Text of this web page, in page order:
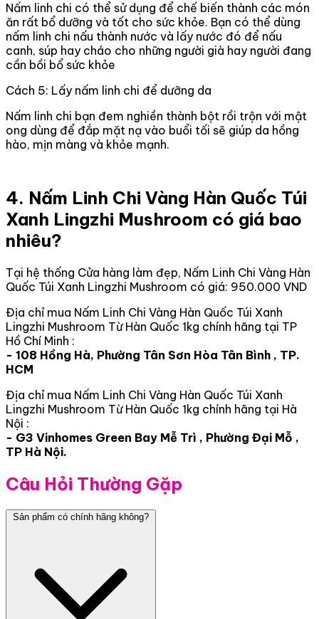
Nấm linh chi có thể sử dụng để chế biến thành các món
ăn rất bổ dưỡng và tốt cho sức khỏe. Bạn có thể dùng
nấm linh chi nấu thành nước và lấy nước đó để nấu
canh, súp hay cháo cho những người già hay người đang
cần bồi bổ sức khỏe
Cách 5: Lấy nấm linh chi để dưỡng da
Nấm linh chi bạn đem nghiền thành bột rồi trộn với mật
ong dùng để đắp mặt nạ vào buổi tối sẽ giúp da hồng
hào, mịn màng và khỏe mạnh.
4. Nấm Linh Chi Vàng Hàn Quốc Túi
Xanh Lingzhi Mushroom có giá bao
nhiêu?
Tại hệ thống Cửa hàng làm đẹp, Nấm Linh Chi Vàng Hàn
Quốc Túi Xanh Lingzhi Mushroom có giá: 950.000 VND
Địa chỉ mua Nấm Linh Chi Vàng Hàn Quốc Túi Xanh
Lingzhi Mushroom Từ Hàn Quốc 1kg chính hãng tại TP
Hồ Chí Minh :
- 108 Hồng Hà, Phường Tân Sơn Hòa Tân Bình , TP.
HCM
Địa chỉ mua Nấm Linh Chi Vàng Hàn Quốc Túi Xanh
Lingzhi Mushroom Từ Hàn Quốc 1kg chính hãng tại Hà
Nội :
- G3 Vinhomes Green Bay Mễ Trì , Phường Đại Mỗ ,
TP Hà Nội.
Câu Hỏi Thường Gặp
Sản phẩm có chính hãng không?